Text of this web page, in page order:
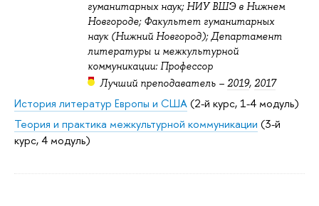
гуманитарных наук; НИУ ВШЭ в Нижнем
Новгороде; Факультет гуманитарных
наук (Нижний Новгород); Департамент
литературы и межкультурной
коммуникации: Профессор
Лучший преподаватель – 2019, 2017
История литератур Европы и США(2-й курс, 1-4 модуль)
Теория и практика межкультурной коммуникации (3-й
курс, 4 модуль)